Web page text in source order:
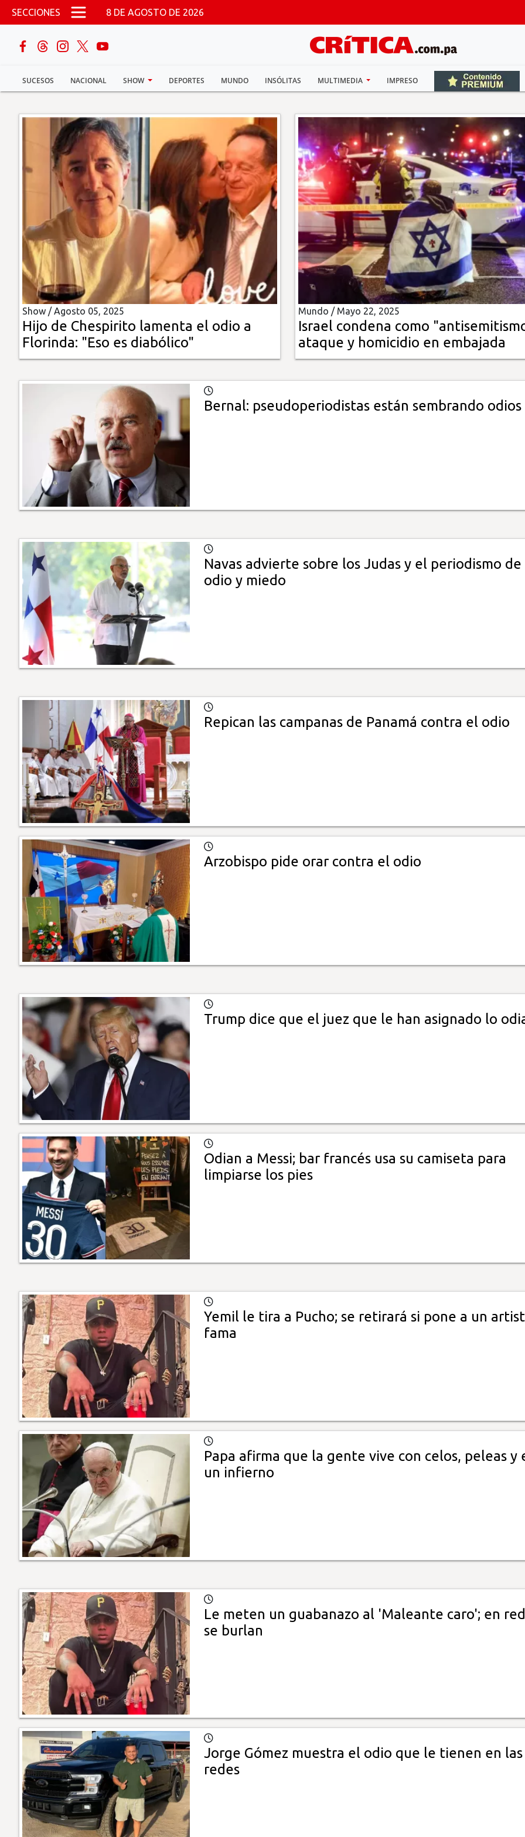
Pasar al contenido principal
SECCIONES 8 DE AGOSTO DE 2026
SUCESOS NACIONAL SHOW DEPORTES MUNDO INSÓLITAS MULTIMEDIA IMPRESO
buscar
Sucesos
Nacional
Deportes
Mundo
Insólitas
Multimedia
Impreso
Show /Agosto 05, 2025
Hijo de Chespirito lamenta el odio a
Florinda: "Eso es diabólico"
Mundo / Mayo 22, 2025
Israel condena como
ataque y homicidio en embajada
Bernal: pseudoperiodistas están sembrando odios
Navas advierte sobre los Judas y el periodismo de
odio y miedo
Repican las campanas de Panamá contra el odio
Arzobispo pide orar contra el odio
Trump dice que el juez que le han asignado lo
Odian a Messi; bar francés usa su camiseta para
limpiarse los pies
Yemil le tira a Pucho; se retirará si pone a un
fama
Papa afirma que la gente vive con celos, peleas y
un infierno
Le meten un guabanazo al 'Maleante caro'; en
se burlan
Jorge Gómez muestra el odio que le tienen en las
redes